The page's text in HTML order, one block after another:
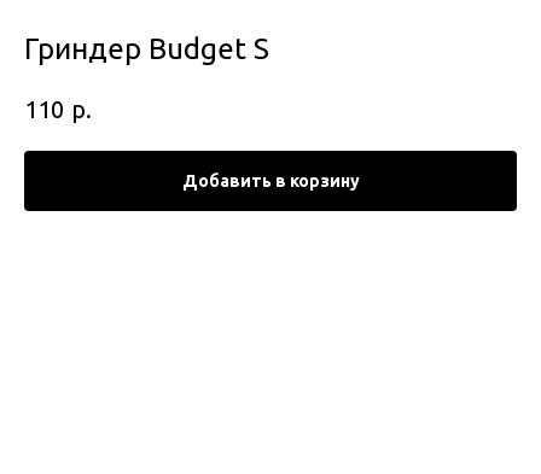
Гриндер Budget S
110 р.
Добавить в корзину